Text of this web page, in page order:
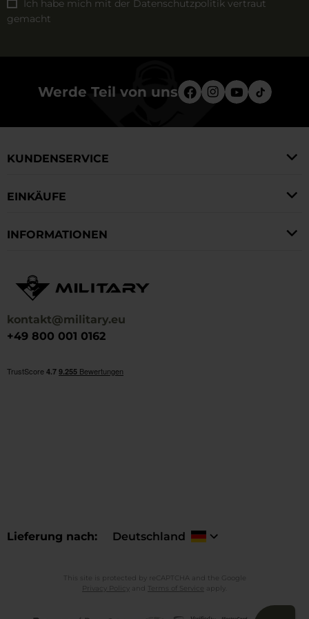
Ich habe mich mit der Datenschutzpolitik vertraut
gemacht
Werde Teil von uns
kontakt@military.eu
+49 800 001 0162
Lieferung nach Deutschland
KUNDENSERVICE
EINKÄUFE
INFORMATIONEN
This site is protected by reCAPTCHA and the Google
Privacy Policy
and Terms of Service apply.